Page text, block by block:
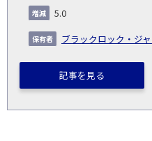
5.0
ブラックロック・ジ
記事を見る